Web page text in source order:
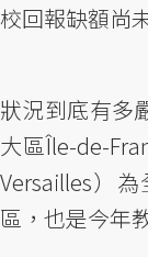
校回報缺額尚
狀況到底有多
大區Île-de-
Versailles）
區，也是今年